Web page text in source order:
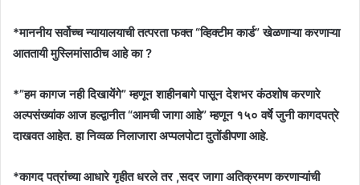
*माननीय सर्वोच्च न्यायालयाची तत्परता फक्त “व्हिक्टीम कार्ड” खेळणाऱ्या करणाऱ्या
आततायी मुस्लिमांसाठीच आहे का ?
*”हम कागज नही दिखायेंगे” म्हणून शाहीनबागे पासून देशभर कंठशोष करणारे
अल्पसंख्यांक आज हल्द्वानीत “आमची जागा आहे” म्हणून १५० वर्षे जुनी कागदपत्रे
दाखवत आहेत. हा निव्वळ निलाजारा अप्पलपोटा दुतोंडीपणा आहे.
*कागद पत्रांच्या आधारे गृहीत धरले तर ,सदर जागा अतिक्रमण करणाऱ्यांची